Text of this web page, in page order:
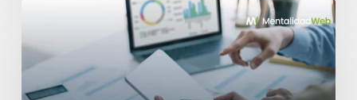
y
renacimiento